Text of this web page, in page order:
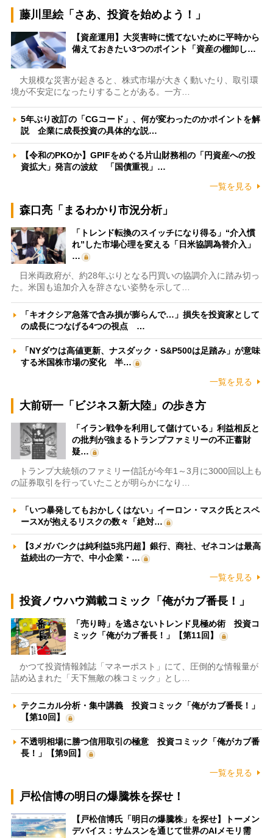
藤川里絵「さあ、投資を始めよう！」
【資産運用】大災害時に慌てないために平時から
備えておきたい3つのポイント「資産の棚卸し…
大規模な災害が起きると、株式市場が大きく動いたり、取引環
境が不安定になったりすることがある。一方…
5年ぶり改訂の「CGコード」、何が変わったのかポイントを解
説 企業に成長投資の具体的な説…
【令和のPKOか】GPIFをめぐる片山財務相の「円資産への投
資拡大」発言の波紋 「国債重視」…
一覧を見る
森口亮「まるわかり市況分析」
「トレンド転換のスイッチになり得る」“介入慣
れ”した市場心理を変える「日米協調為替介入」
…
日米両政府が、約28年ぶりとなる円買いの協調介入に踏み切っ
た。米国も追加介入を辞さない姿勢を示して…
「キオクシア急落で含み損が膨らんで…」損失を投資家として
の成長につなげる4つの視点 …
「NYダウは高値更新、ナスダック・S&P500は足踏み」が意味
する米国株市場の変化 半…
一覧を見る
大前研一「ビジネス新大陸」の歩き方
「イラン戦争を利用して儲けている」利益相反と
の批判が強まるトランプファミリーの不正蓄財
疑…
トランプ大統領のファミリー信託が今年1～3月に3000回以上も
の証券取引を行っていたことが明らかになり…
「いつ暴発してもおかしくはない」イーロン・マスク氏とスペ
ースXが抱えるリスクの数々「絶対…
【3メガバンクは純利益5兆円超】銀行、商社、ゼネコンは最高
益続出の一方で、中小企業・…
一覧を見る
投資ノウハウ満載コミック「俺がカブ番長！」
「売り時」を逃さないトレンド見極め術 投資コ
ミック「俺がカブ番長！」【第11回】
かつて投資情報雑誌「マネーポスト」にて、圧倒的な情報量が
詰め込まれた「天下無敵の株コミック」とし…
テクニカル分析・集中講義 投資コミック「俺がカブ番長！」
【第10回】
不透明相場に勝つ信用取引の極意 投資コミック「俺がカブ番
長！」【第9回】
一覧を見る
戸松信博の明日の爆騰株を探せ！
【戸松信博氏「明日の爆騰株」を探せ】トーメン
デバイス：サムスンを通じて世界のAIメモリ需